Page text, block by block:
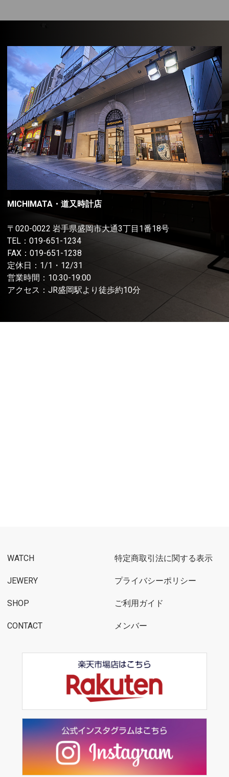
MICHIMATA・道又時計店
〒020-0022 岩手県盛岡市大通3丁目1番18号
TEL： 019-651-1234
FAX：019-651-1238
定休日：1/1・12/31
営業時間：10:30-19:00
アクセス：JR盛岡駅より徒歩約10分
WATCH
JEWERY
SHOP
CONTACT
特定商取引法に関する表示
プライバシーポリシー
ご利用ガイド
メンバー